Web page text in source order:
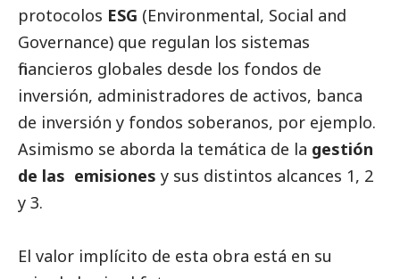
protocolos ESG (Environmental, Social and
Governance) que regulan los sistemas
financieros globales desde los fondos de
inversión, administradores de activos, banca
de inversión y fondos soberanos, por ejemplo.
Asimismo se aborda la temática de la gestión
de las emisiones y sus distintos alcances 1, 2
y 3.
El valor implícito de esta obra está en su